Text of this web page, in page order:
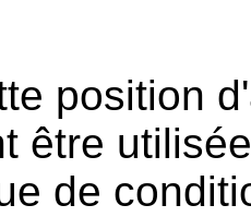
position
être
de